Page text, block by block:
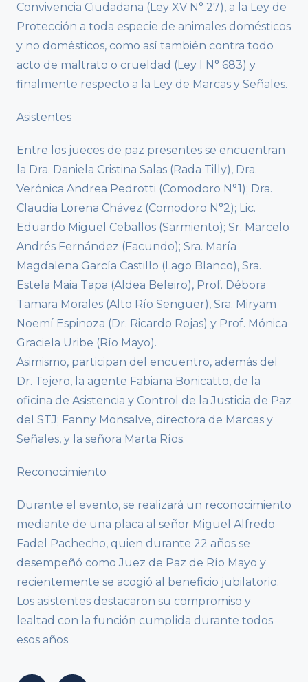
Convivencia Ciudadana (Ley XV N° 27), a la Ley de
Protección a toda especie de animales domésticos
y no domésticos, como así también contra todo
acto de maltrato o crueldad (Ley I N° 683) y
finalmente respecto a la Ley de Marcas y Señales.
Asistentes
Entre los jueces de paz presentes se encuentran
la Dra. Daniela Cristina Salas (Rada Tilly), Dra.
Verónica Andrea Pedrotti (Comodoro N°1); Dra.
Claudia Lorena Chávez (Comodoro N°2); Lic.
Eduardo Miguel Ceballos (Sarmiento); Sr. Marcelo
Andrés Fernández (Facundo); Sra. María
Magdalena García Castillo (Lago Blanco), Sra.
Estela Maia Tapa (Aldea Beleiro), Prof. Débora
Tamara Morales (Alto Río Senguer), Sra. Miryam
Noemí Espinoza (Dr. Ricardo Rojas) y Prof. Mónica
Graciela Uribe (Río Mayo).
Asimismo, participan del encuentro, además del
Dr. Tejero, la agente Fabiana Bonicatto, de la
oficina de Asistencia y Control de la Justicia de Paz
del STJ; Fanny Monsalve, directora de Marcas y
Señales, y la señora Marta Ríos.
Reconocimiento
Durante el evento, se realizará un reconocimiento
mediante de una placa al señor Miguel Alfredo
Fadel Pachecho, quien durante 22 años se
desempeñó como Juez de Paz de Río Mayo y
recientemente se acogió al beneficio jubilatorio.
Los asistentes destacaron su compromiso y
lealtad con la función cumplida durante todos
esos años.